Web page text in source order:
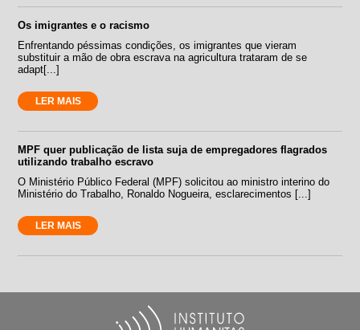
Os imigrantes e o racismo
Enfrentando péssimas condições, os imigrantes que vieram
substituir a mão de obra escrava na agricultura trataram de se
adapt[...]
LER MAIS
MPF quer publicação de lista suja de empregadores flagrados
utilizando trabalho escravo
O Ministério Público Federal (MPF) solicitou ao ministro interino do
Ministério do Trabalho, Ronaldo Nogueira, esclarecimentos [...]
LER MAIS